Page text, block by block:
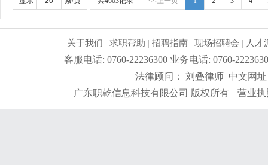
关于我们 |求职帮助 |招聘指南 |现场招聘会 | 人才
客服电话: 0760-22236300 业务电话: 0760-
法律顾问： 刘叠律师 中文网
广东职乾信息科技有限公司 版权所有
营业